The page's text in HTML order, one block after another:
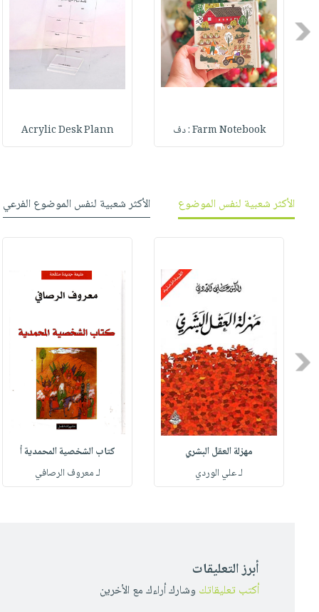
صابون
أطفال
مناسبات
فيديوهات
أسئلة
يتكرر
طرحها
تواصل
معنا
عربة
التسوق
Previous
Farm Notebook : دف Acrylic Desk Plann
الأكثر شعبية لنفس الموضوع
الأكثر شعبية لنفس الموضوع الفرعي
Previous
مهزلة العقل البشري
لـ علي الوردي
كتاب الشخصية المحمدية أ
لـ معروف الرصافي
أبرز التعليقات
أكتب تعليقاتك وشارك أراءك مع الأخرين